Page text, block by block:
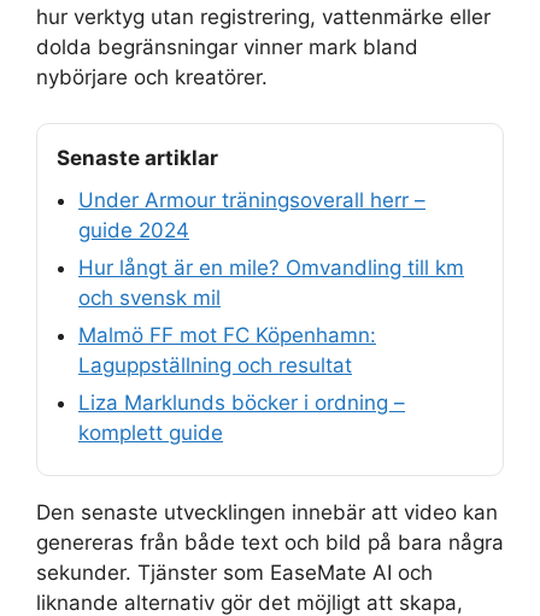
hur verktyg utan registrering, vattenmärke eller
dolda begränsningar vinner mark bland
nybörjare och kreatörer.
Senaste artiklar
Under Armour träningsoverall herr –
guide 2024
Hur långt är en mile? Omvandling till km
och svensk mil
Malmö FF mot FC Köpenhamn:
Laguppställning och resultat
Liza Marklunds böcker i ordning –
komplett guide
Den senaste utvecklingen innebär att video kan
genereras från både text och bild på bara några
sekunder. Tjänster som EaseMate AI och
liknande alternativ gör det möjligt att skapa,